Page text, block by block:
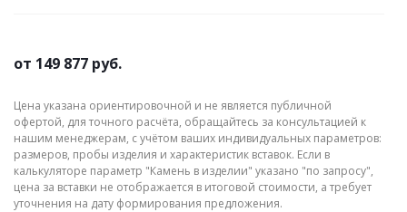
от 149 877 руб.
Цена указана ориентировочной и не является публичной
офертой, для точного расчёта, обращайтесь за консультацией к
нашим менеджерам, с учётом ваших индивидуальных параметров:
размеров, пробы изделия и характеристик вставок. Если в
калькуляторе параметр "Камень в изделии" указано "по запросу",
цена за вставки не отображается в итоговой стоимости, а требует
уточнения на дату формирования предложения.